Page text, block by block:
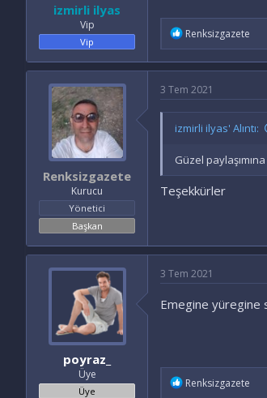
izmirli ilyas
Vip
Vip
İ
d
l
e
Renksizgazete
Renksizgazete
Kurucu
Yönetici
Başkan
3 Tem 2021
izmirli ilyas' Alıntı:
Güzel
Teşekkürler
poyraz_
Üye
Üye
3 Tem 2021
Emegine yüregine
İRenksizgazete